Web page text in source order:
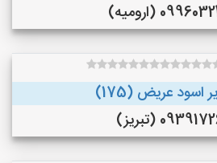
(ارومیه)
اسود عریض (175)
(تبریز)